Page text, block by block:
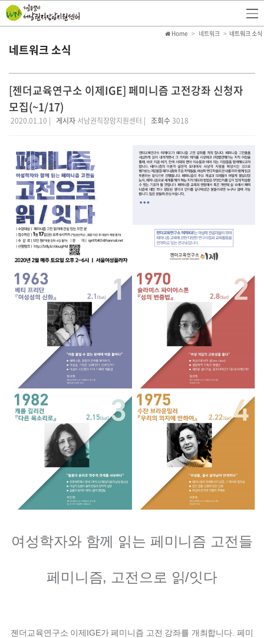
네트워크 소식
Home 네트워크 네트워크 소식
[젠더교육연구소 이제IGE] 페미니즘 고전강좌 신청자
모집(~1/17)
2020.01.10 | 게시자 서남권직장맘지원센터 | 조회수3018
여성학자와 함께 읽는 페미니즘 고전들
페미니즘, 고전으로 읽/잇다
젠더교육연구소 이제IGE가 페미니즘 고전 강좌를 개최합니다 페미